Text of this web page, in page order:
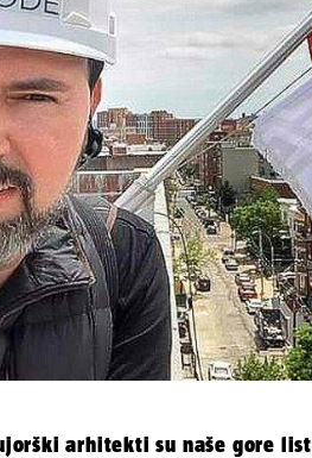
arhitekti su naše gore list